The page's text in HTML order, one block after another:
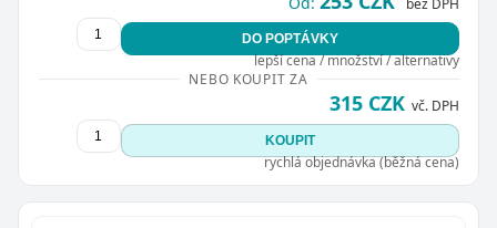
bez DPH
DO POPTÁVKY
lepší cena / množství / alternativy
NEBO KOUPIT ZA
315 CZK vč. DPH
KOUPIT
rychlá objednávka (běžná cena)